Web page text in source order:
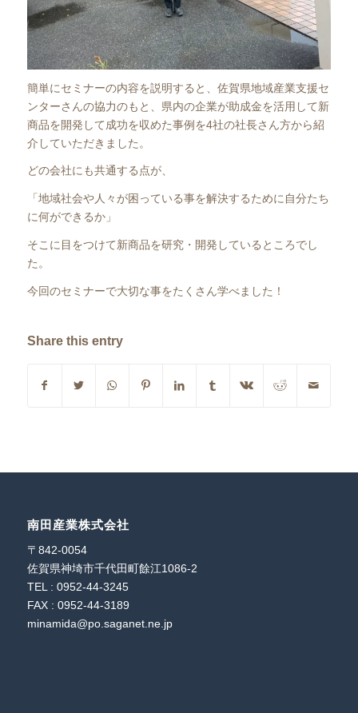
簡単にセミナーの内容を説明すると、佐賀県地域産業支援セ
ンターさんの協力のもと、県内の企業が助成金を活用して新
商品を開発して成功を収めた事例を4社の社長さん方から紹
介していただきました。
どの会社にも共通する点が、
「地域社会や人々が困っている事を解決するために自分たち
に何ができるか」
そこに目をつけて新商品を研究・開発しているところでし
た。
今回のセミナーで大切な事をたくさん学べました！
Share this entry
南田産業株式会社
〒842-0054
佐賀県神埼市千代田町餘江1086-2
TEL : 0952-44-3245
FAX : 0952-44-3189
minamida@po.saganet.ne.jp